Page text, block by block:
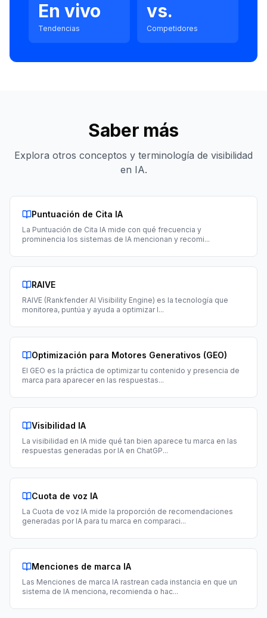
En vivo
Tendencias
vs.
Competidores
Saber más
Explora otros conceptos y terminología de visibilidad
en IA.
Puntuación de Cita IA
La Puntuación de Cita IA mide con qué frecuencia y
prominencia los sistemas de IA mencionan y recomi...
RAIVE
RAIVE (Rankfender AI Visibility Engine) es la tecnología que
monitorea, puntúa y ayuda a optimizar l...
Optimización para Motores Generativos (GEO)
El GEO es la práctica de optimizar tu contenido y presencia de
marca para aparecer en las respuestas...
Visibilidad IA
La visibilidad en IA mide qué tan bien aparece tu marca en las
respuestas generadas por IA en ChatGP...
Cuota de voz IA
La Cuota de voz IA mide la proporción de recomendaciones
generadas por IA para tu marca en comparaci...
Menciones de marca IA
Las Menciones de marca IA rastrean cada instancia en que un
sistema de IA menciona, recomienda o hac...